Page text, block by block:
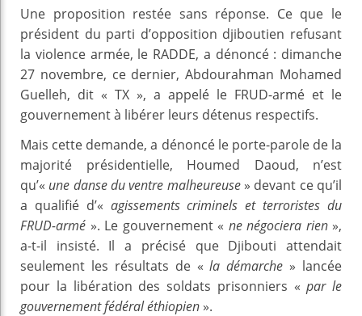
Une proposition restée sans réponse. Ce que le
président du parti d’opposition djiboutien refusant
la violence armée, le RADDE, a dénoncé : dimanche
27 novembre, ce dernier, Abdourahman Mohamed
Guelleh, dit « TX », a appelé le FRUD-armé et le
gouvernement à libérer leurs détenus respectifs.
Mais cette demande, a dénoncé le porte-parole de la
majorité présidentielle, Houmed Daoud, n’est
qu’« une danse du ventre malheureuse » devant ce qu’il
a qualifié d’« agissements criminels et terroristes du
FRUD-armé ». Le gouvernement « ne négociera rien »,
a-t-il insisté. Il a précisé que Djibouti attendait
seulement les résultats de « la démarche » lancée
pour la libération des soldats prisonniers «par le
gouvernement fédéral éthiopien ».